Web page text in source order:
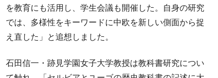
を教育にも活用し、学生会議も開催した。自身の研究
では、多様性をキーワードに中欧を新しい側面から捉
え直した」と追想しました。
石田信一・跡見学園女子大学教授は教科書研究につい